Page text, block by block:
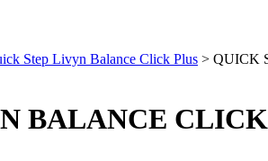
Step Livyn Balance Click Plus > QUICK
BALANCE